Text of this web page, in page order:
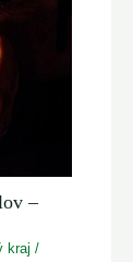
–
kraj /